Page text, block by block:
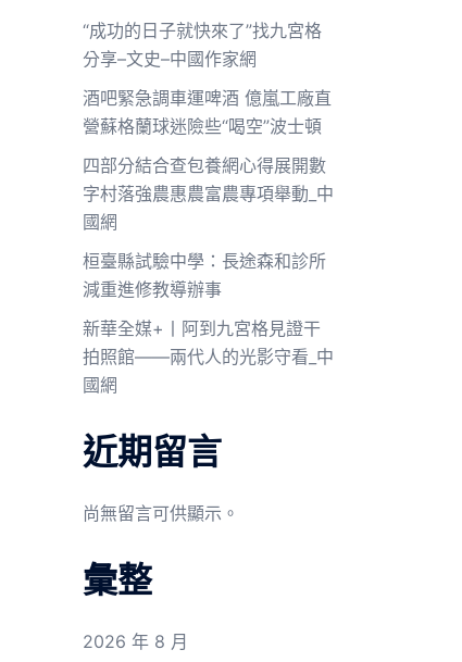
“成功的日子就快來了”找九宮格
分享–文史–中國作家網
酒吧緊急調車運啤酒 億嵐工廠直
營蘇格蘭球迷險些“喝空”波士頓
四部分結合查包養網心得展開數
字村落強農惠農富農專項舉動_中
國網
桓臺縣試驗中學：長途森和診所
減重進修教導辦事
新華全媒+丨阿到九宮格見證干
拍照館——兩代人的光影守看_中
國網
近期留言
尚無留言可供顯示。
彙整
2026 年 8 月